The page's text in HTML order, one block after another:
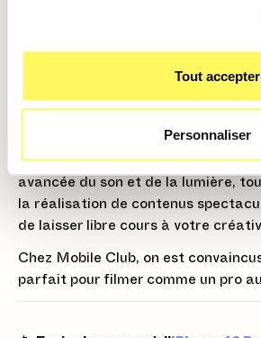
Tout accepter
Personnaliser
création mobile. Entre la captation
Contrôle caméra, le superbe mode
avancée du son et de la lumière,
la réalisation de contenus
de laisser libre cours à votre
Chez Mobile Club, on est
parfait pour filmer comme un pro